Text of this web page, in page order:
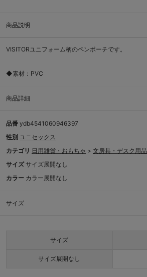
商品説明
VISITORユニフォーム柄のペンポーチです。
◆素材：PVC
商品詳細
品番 ydb4541060946397
性別 ユニセックス
カテゴリ 日用雑貨・おもちゃ > 文房具・デスク用品
サイズ サイズ展開なし
カラー カラー展開なし
サイズ
サイズ
サイズ展開なし